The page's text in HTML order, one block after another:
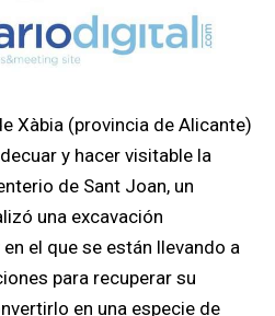
Xàbia (provincia de Alicante)
y hacer visitable la
de Sant Joan, un
una excavación
el que se están llevando a
para recuperar su
en una especie de